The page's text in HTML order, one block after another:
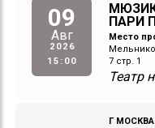
09
Авг
2026
15:00
ПАРИ
Место
7 стр. 1
Театр
Г МОСКВА